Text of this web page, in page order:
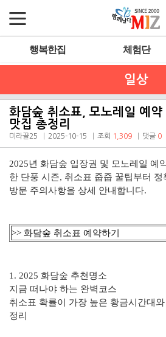
행복한집 체험단
일상
화담숲 취소표, 모노레일 예
맛집 총정리
미라끌25 2025-10-15 조회 1,309 댓글 0
2025년 화담숲 입장권 및 모노레일 예
한 단풍 시즌, 취소표 줍줍 꿀팁부터 정
방문 주의사항을 상세 안내합니다.
>> 화담숲 취소표 예약하기
1. 2025 화담숲 추천명소
지금 떠나야 하는 완벽코스
취소표 확률이 가장 높은 황금시간대
정리